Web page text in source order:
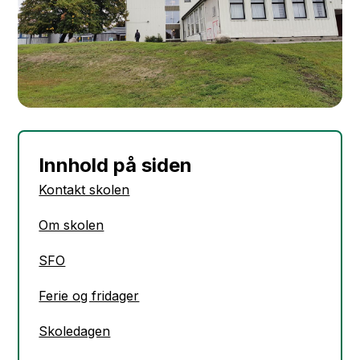
Innhold på siden
Kontakt skolen
Om skolen
SFO
Ferie og fridager
Skoledagen